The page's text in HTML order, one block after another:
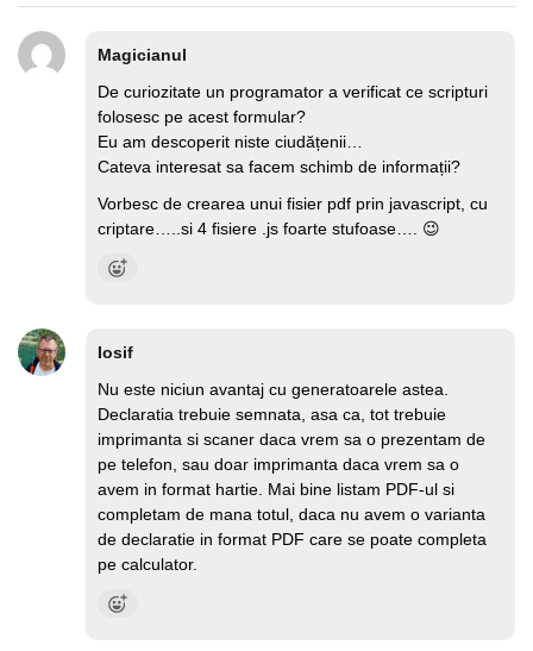
Magicianul
De curiozitate un programator a verificat ce scripturi
folosesc pe acest formular?
Eu am descoperit niste ciudățenii…
Cateva interesat sa facem schimb de informații?
Vorbesc de crearea unui fisier pdf prin javascript, cu
criptare…..si 4 fisiere .js foarte stufoase…. 😉
Iosif
Nu este niciun avantaj cu generatoarele astea.
Declaratia trebuie semnata, asa ca, tot trebuie
imprimanta si scaner daca vrem sa o prezentam de
pe telefon, sau doar imprimanta daca vrem sa o
avem in format hartie. Mai bine listam PDF-ul si
completam de mana totul, daca nu avem o varianta
de declaratie in format PDF care se poate completa
pe calculator.